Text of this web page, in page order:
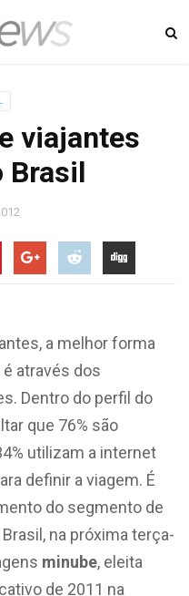
viajantes
Brasil
a melhor forma
através dos
Dentro do perfil do
que 76% são
utilizam a internet
definir a viagem. É
do segmento de
na próxima terça-
minube, eleita
de 2011 na